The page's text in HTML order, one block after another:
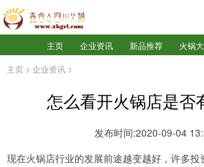
主页 企业资讯 新品推荐 火锅
主页 > 企业资讯 >
怎么看开火锅店是否
发布时间:2020-09-04
现在火锅店行业的发展前途越变越好，许多投